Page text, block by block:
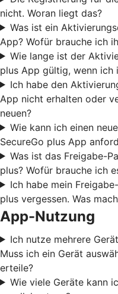
nicht. Woran liegt das?
Was ist ein
App? Wofür brauche ich
Wie lange ist der
plus App gültig, wenn ich
Ich habe den
App nicht erhalten oder
neuen?
Wie kann ich einen
SecureGo plus App
Was ist das Freigabe-
plus? Wofür brauche ich
Ich habe mein
plus vergessen. Was
App-Nutzung
Ich nutze mehrere
Muss ich ein Gerät
erteile?
Wie viele Geräte kann